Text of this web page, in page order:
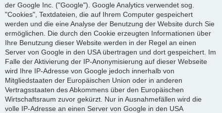
der Google Inc. ("Google"). Google Analytics verwendet sog.
"Cookies", Textdateien, die auf Ihrem Computer gespeichert
werden und die eine Analyse der Benutzung der Website durch Sie
ermöglichen. Die durch den Cookie erzeugten Informationen über
Ihre Benutzung dieser Website werden in der Regel an einen
Server von Google in den USA übertragen und dort gespeichert. Im
Falle der Aktivierung der IP-Anonymisierung auf dieser Webseite
wird Ihre IP-Adresse von Google jedoch innerhalb von
Mitgliedstaaten der Europäischen Union oder in anderen
Vertragsstaaten des Abkommens über den Europäischen
Wirtschaftsraum zuvor gekürzt. Nur in Ausnahmefällen wird die
volle IP-Adresse an einen Server von Google in den USA